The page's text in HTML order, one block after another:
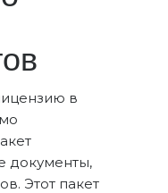
в
документы,
Этот пакет